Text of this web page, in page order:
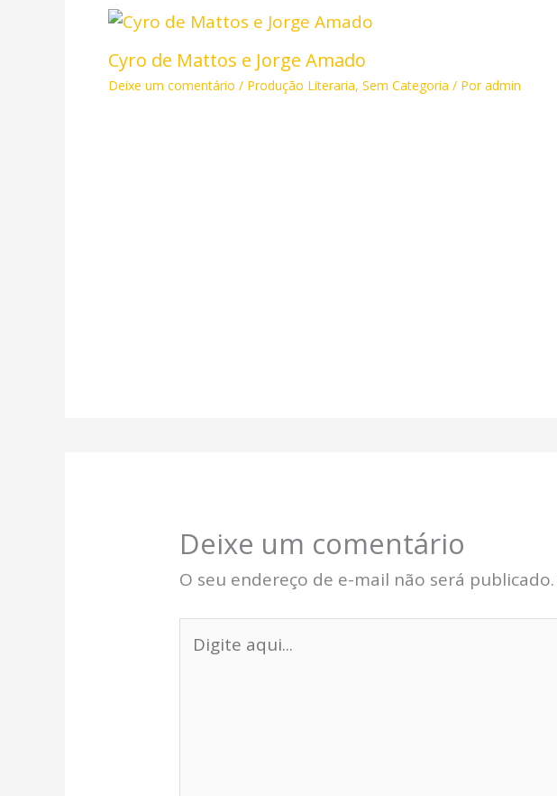
Cyro de Mattos e Jorge Amado
Deixe um comentário / Produção Literaria, Sem Categoria / Poradmin
Deixe um comentário
O seu endereço de e-mail não será publicado.
aqui...